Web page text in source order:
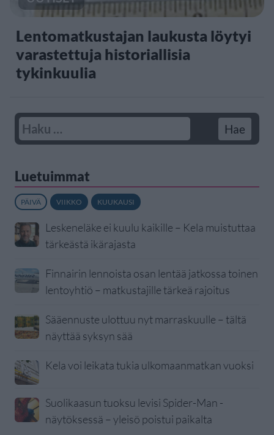
Lentomatkustajan laukusta löytyi
varastettuja historiallisia
tykinkuulia
Luetuimmat
PÄIVÄ VIIKKO KUUKAUSI
Leskeneläke ei kuulu kaikille – Kela muistuttaa
tärkeästä ikärajasta
Finnairin lennoista osan lentää jatkossa toinen
lentoyhtiö – matkustajille tärkeä rajoitus
Sääennuste ulottuu nyt marraskuulle – tältä
näyttää syksyn sää
Kela voi leikata tukia ulkomaanmatkan vuoksi
Suolikaasun tuoksu levisi Spider-Man -
näytöksessä – yleisö poistui paikalta